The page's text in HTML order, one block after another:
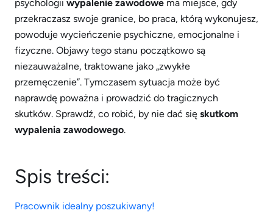
psychologii wypalenie zawodowe ma miejsce, gdy
przekraczasz swoje granice, bo praca, którą wykonujesz,
powoduje wycieńczenie psychiczne, emocjonalne i
fizyczne. Objawy tego stanu początkowo są
niezauważalne, traktowane jako „zwykłe
przemęczenie”. Tymczasem sytuacja może być
naprawdę poważna i prowadzić do tragicznych
skutków. Sprawdź, co robić, by nie dać się skutkom
wypalenia zawodowego.
Spis treści:
Pracownik idealny poszukiwany!